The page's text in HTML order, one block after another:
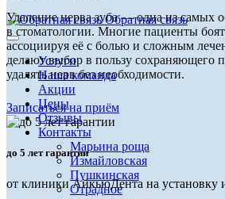
Обратная связь
Услуги
Наша команда
Акции
Цены
Отзывы
Контакты
Марьина роща
Измайловская
Пушкинская
Отрадное
Удаление нерва зуба — одна из самых
в стоматологии. Многие пациенты
ассоциируя её с болью и сложным
делают выбор в пользу сохраняющего
удалять нерв без необходимости.
Записаться на приём
до 5 лет гарантии
от клиники АйкьюДента на установку